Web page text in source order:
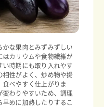
な果肉とみずみずしい
カリウムや食物繊維が
時期にも取り入れやす
相性がよく、炒め物や揚
べやすく仕上がりま
わりやすいため、調理
めに加熱したりするこ